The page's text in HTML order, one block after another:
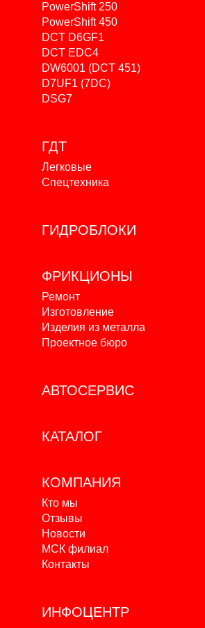
PowerShift 250
PowerShift 450
DCT D6GF1
DCT EDC4
DW6001 (DCT 451)
D7UF1 (7DC)
DSG7
ГДТ
Легковые
Спецтехника
ГИДРОБЛОКИ
ФРИКЦИОНЫ
Ремонт
Изготовление
Изделия из металла
Проектное бюро
АВТОСЕРВИС
КАТАЛОГ
КОМПАНИЯ
Кто мы
Отзывы
Новости
МСК филиал
Контакты
ИНФОЦЕНТР